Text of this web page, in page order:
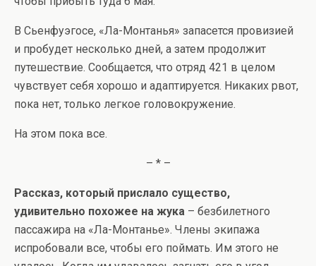
В Сьенфуэгосе, «Ла-Монтанья» запасется провизией
и пробудет несколько дней, а затем продолжит
путешествие. Сообщается, что отряд 421 в целом
чувствует себя хорошо и адаптируется. Никаких рвот,
пока нет, только легкое головокружение.
На этом пока все.
– * –
Рассказ, который прислало существо,
удивительно похожее на жука – безбилетного
пассажира на «Ла-Монтанье». Члены экипажа
испробовали все, чтобы его поймать. Им этого не